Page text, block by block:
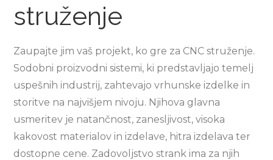
struženje
Zaupajte jim vaš projekt, ko gre za CNC struženje.
Sodobni proizvodni sistemi, ki predstavljajo temelj
uspešnih industrij, zahtevajo vrhunske izdelke in
storitve na najvišjem nivoju. Njihova glavna
usmeritev je natančnost, zanesljivost, visoka
kakovost materialov in izdelave, hitra izdelava ter
dostopne cene. Zadovoljstvo strank ima za njih